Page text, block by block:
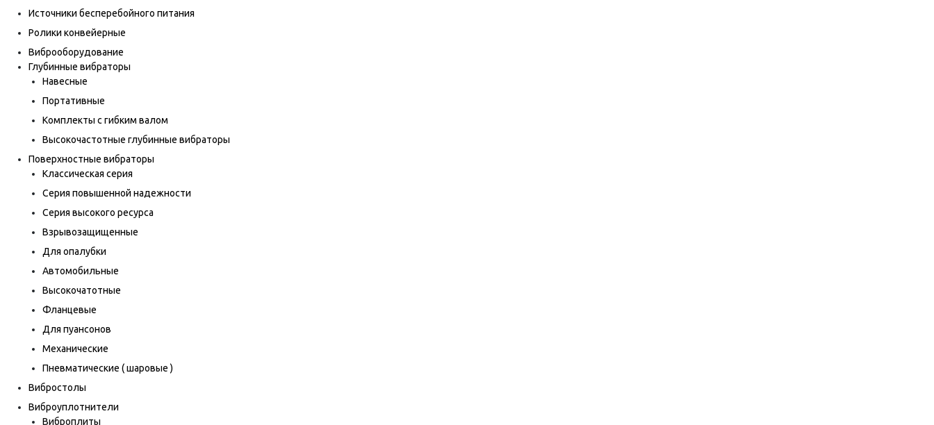
Источники бесперебойного питания
Ролики конвейерные
Виброоборудование
Глубинные вибраторы
Навесные
Портативные
Комплекты с гибким валом
Высокочастотные глубинные вибраторы
Поверхностные вибраторы
Классическая серия
Серия повышенной надежности
Серия высокого ресурса
Взрывозащищенные
Для опалубки
Автомобильные
Высокочатотные
Фланцевые
Для пуансонов
Механические
Пневматические ( шаровые )
Вибростолы
Виброуплотнители
Виброплиты